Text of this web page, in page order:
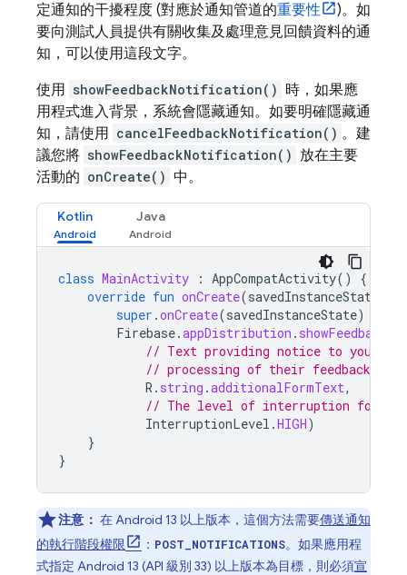
定通知的干擾程度 (對應於通知管道的重要性
)。如
要向測試人員提供有關收集及處理意見回饋資料的通
知，可以使用這段文字。
使用 showFeedbackNotification() 時，如果應
用程式進入背景，系統會隱藏通知。如要明確隱藏通
知，請使用 cancelFeedbackNotification() 。建
議您將 showFeedbackNotification() 放在主要
活動的 onCreate() 中。
Kotlin Java
class MainActivity : AppCompatActivity()
{
override fun onCreate(savedInstanceState
super .onCreate(savedInstanceState)
Firebase.appDistribution .
// Text providing notice to your
// processing of their feedback data
R . string .additionalFormText,
// The level of interruption for
InterruptionLevel .HIGH)
}
}
注意： 在 Android 13 以上版本，這個方法需要傳送通知
的執行階段權限
： POST_NOTIFICATIONS。如果應用程
式指定 Android 13 (API 級別 33) 以上版本為目標，則必須宣